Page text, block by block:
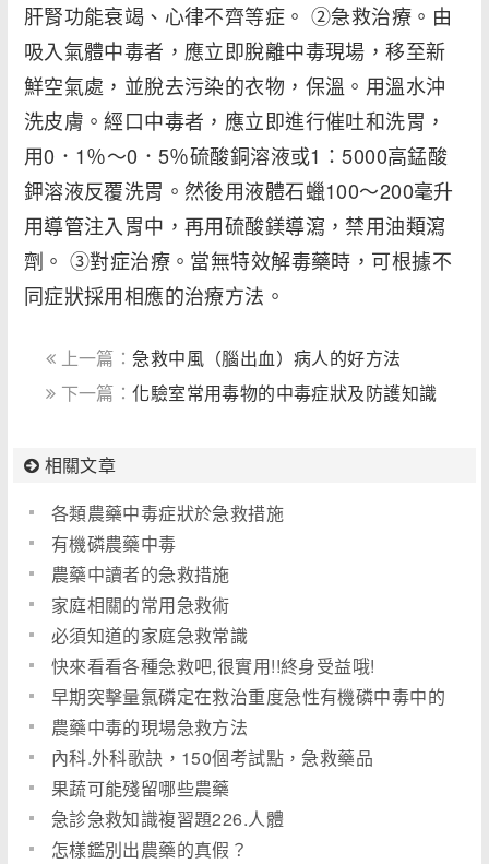
肝腎功能衰竭、心律不齊等症。 ②急救治療。由
吸入氣體中毒者，應立即脫離中毒現場，移至新
鮮空氣處，並脫去污染的衣物，保溫。用溫水沖
洗皮膚。經口中毒者，應立即進行催吐和洗胃，
用0．1％～0．5％硫酸銅溶液或1：5000高錳酸
鉀溶液反覆洗胃。然後用液體石蠟100～200毫升
用導管注入胃中，再用硫酸鎂導瀉，禁用油類瀉
劑。 ③對症治療。當無特效解毒藥時，可根據不
同症狀採用相應的治療方法。
上一篇：急救中風（腦出血）病人的好方法
下一篇：化驗室常用毒物的中毒症狀及防護知識
相關文章
各類農藥中毒症狀於急救措施
有機磷農藥中毒
農藥中讀者的急救措施
家庭相關的常用急救術
必須知道的家庭急救常識
快來看看各種急救吧,很實用!!終身受益哦!
早期突擊量氯磷定在救治重度急性有機磷中毒中的
臨牀觀
農藥中毒的現場急救方法
內科.外科歌訣，150個考試點，急救藥品
果蔬可能殘留哪些農藥
急診急救知識複習題226.人體
怎樣鑑別出農藥的真假？